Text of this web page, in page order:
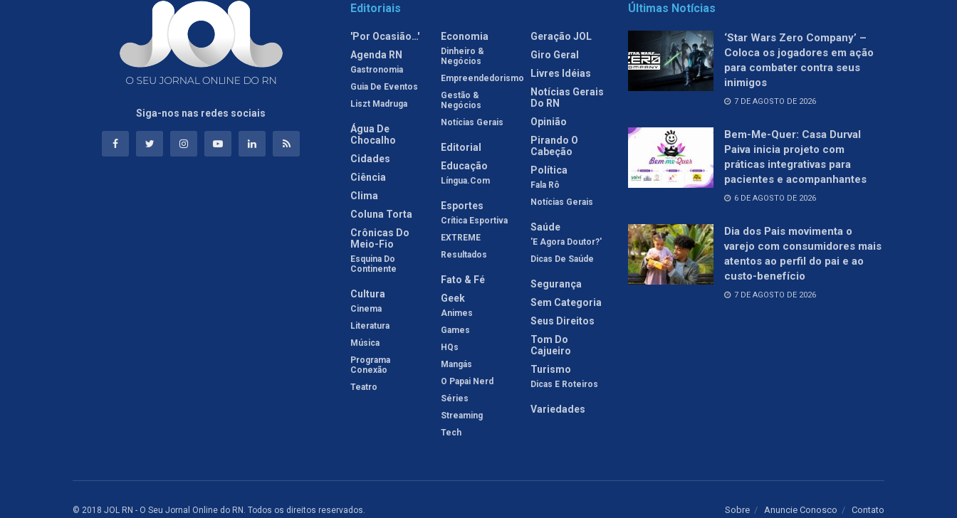
Siga-nos nas redes sociais
Editoriais
'Por Ocasião…'
Agenda RN
Gastronomia
Guia De Eventos
Liszt Madruga
Água De
Chocalho
Cidades
Ciência
Clima
Coluna Torta
Crônicas Do
Meio-Fio
Esquina Do
Continente
Cultura
Cinema
Literatura
Música
Programa
Conexão
Teatro
Economia
Dinheiro &
Negócios
Empreendedorismo
Gestão &
Negócios
Notícias Gerais
Editorial
Educação
Língua.com
Esportes
Crítica Esportiva
EXTREME
Resultados
Fato & Fé
Geek
Animes
Games
HQs
Mangás
O Papai Nerd
Séries
Streaming
Tech
Geração JOL
Giro Geral
Livres Idéias
Notícias Gerais
Do RN
Opinião
Pirando O
Cabeção
Política
Fala Rô
Notícias Gerais
Saúde
'E Agora Doutor?'
Dicas De Saúde
Segurança
Sem Categoria
Seus Direitos
Tom Do
Cajueiro
Turismo
Dicas E Roteiros
Variedades
Últimas Notícias
‘Star Wars Zero Company’ –
Coloca os jogadores em ação
para combater contra seus
inimigos
7 DE AGOSTO DE 2026
Bem-Me-Quer: Casa Durval
Paiva inicia projeto com
práticas integrativas para
pacientes e acompanhantes
6 DE AGOSTO DE 2026
Dia dos Pais movimenta o
varejo com consumidores mais
atentos ao perfil do pai e ao
custo-benefício
7 DE AGOSTO DE 2026
Sobre Anuncie Conosco Contato
© 2018 JOL RN - O Seu Jornal Online do RN. Todos os direitos reservados.